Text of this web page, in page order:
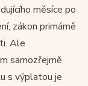
měsíce po
zákon primárně
Ale
samozřejmě
s výplatou je